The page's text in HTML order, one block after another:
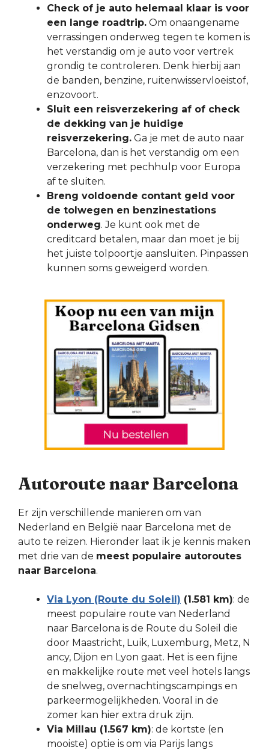
Check of je auto helemaal klaar is voor
een lange roadtrip. Om onaangename
verrassingen onderweg tegen te komen is
het verstandig om je auto voor vertrek
grondig te controleren. Denk hierbij aan
de banden, benzine, ruitenwisservloeistof,
enzovoort.
Sluit een reisverzekering af of check
de dekking van je huidige
reisverzekering. Ga je met de auto naar
Barcelona, dan is het verstandig om een
verzekering met pechhulp voor Europa
af te sluiten.
Breng voldoende contant geld voor
de tolwegen en benzinestations
onderweg. Je kunt ook met de
creditcard betalen, maar dan moet je bij
het juiste tolpoortje aansluiten. Pinpassen
kunnen soms geweigerd worden.
Autoroute naar Barcelona
Er zijn verschillende manieren om van
Nederland en België naar Barcelona met de
auto te reizen. Hieronder laat ik je kennis maken
met drie van de meest populaire autoroutes
naar Barcelona.
Via Lyon (Route du Soleil) (1.581 km): de
meest populaire route van Nederland
naar Barcelona is de Route du Soleil die
door Maastricht, Luik, Luxemburg, Metz, N
ancy, Dijon en Lyon gaat. Het is een fijne
en makkelijke route met veel hotels langs
de snelweg, overnachtingscampings en
parkeermogelijkheden. Vooral in de
zomer kan hier extra druk zijn.
Via Millau (1.567 km): de kortste (en
mooiste) optie is om via Parijs langs